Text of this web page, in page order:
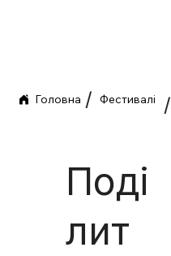
Головна / Фестивалі /
Поді
лит